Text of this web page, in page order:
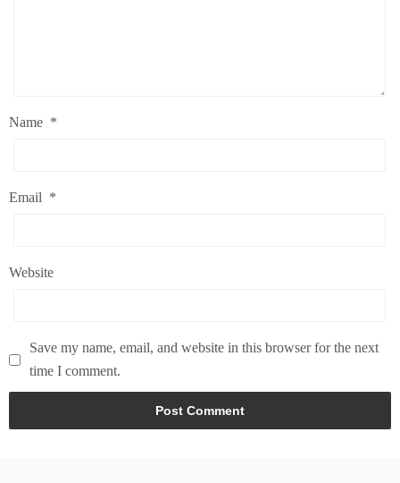
Name *
Email *
Website
Save my name, email, and website in this browser for the next
time I comment.